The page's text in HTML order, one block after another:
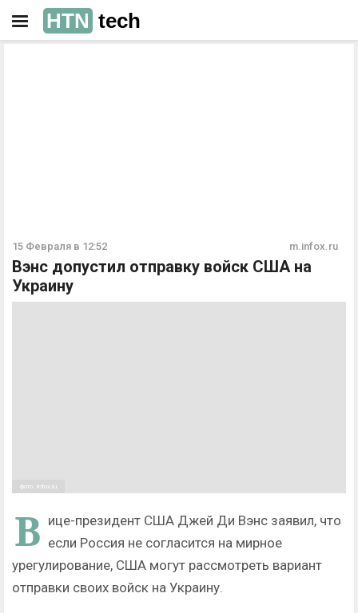
HTN tech
15 Февраля в 12:52 m.infox.ru
Вэнс допустил отправку войск США на
Украину
фото: Infox.ru
В ице-президент США Джей Ди Вэнс заявил, что
если Россия не согласится на мирное
урегулирование, США могут рассмотреть вариант
отправки своих войск на Украину.